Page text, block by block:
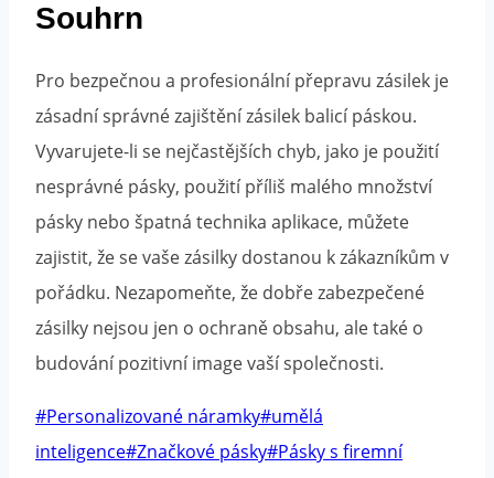
Souhrn
Pro bezpečnou a profesionální přepravu zásilek je
zásadní správné zajištění zásilek balicí páskou.
Vyvarujete-li se nejčastějších chyb, jako je použití
nesprávné pásky, použití příliš malého množství
pásky nebo špatná technika aplikace, můžete
zajistit, že se vaše zásilky dostanou k zákazníkům v
pořádku. Nezapomeňte, že dobře zabezpečené
zásilky nejsou jen o ochraně obsahu, ale také o
budování pozitivní image vaší společnosti.
Tagi
wpisu:
#Personalizované náramky#umělá
inteligence#Značkové pásky#Pásky s firemní